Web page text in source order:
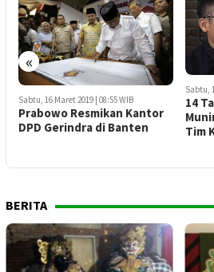
«
Kantor
14 Tahun Terbunuhnya
Munir, Polri Didesak Bentuk
Tim Khusus
BERITA